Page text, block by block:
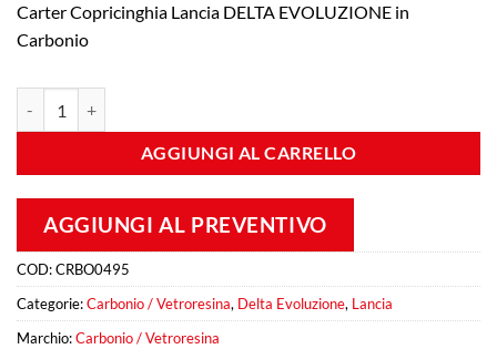
Carter Copricinghia Lancia DELTA EVOLUZIONE in
Carbonio
AGGIUNGI AL CARRELLO
AGGIUNGI AL PREVENTIVO
COD:CRBO0495
Categorie:Carbonio / Vetroresina, Delta Evoluzione, Lancia
Marchio:Carbonio / Vetroresina